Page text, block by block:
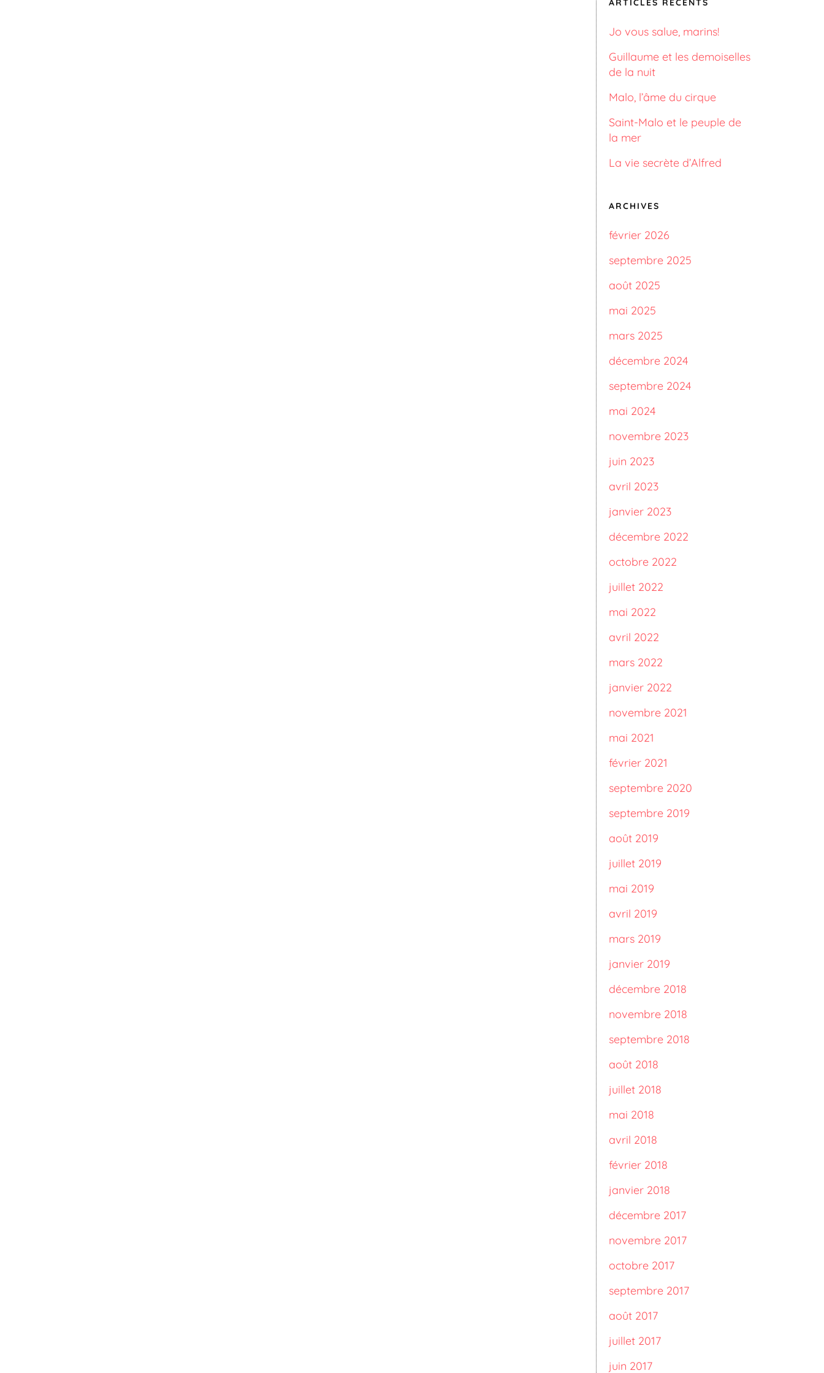
ARTICLES RÉCENTS
Jo vous salue, marins!
Guillaume et les demoiselles
de la nuit
Malo, l’âme du cirque
Saint-Malo et le peuple de
la mer
La vie secrète d’Alfred
ARCHIVES
février 2026
septembre 2025
août 2025
mai 2025
mars 2025
décembre 2024
septembre 2024
mai 2024
novembre 2023
juin 2023
avril 2023
janvier 2023
décembre 2022
octobre 2022
juillet 2022
mai 2022
avril 2022
mars 2022
janvier 2022
novembre 2021
mai 2021
février 2021
septembre 2020
septembre 2019
août 2019
juillet 2019
mai 2019
avril 2019
mars 2019
janvier 2019
décembre 2018
novembre 2018
septembre 2018
août 2018
juillet 2018
mai 2018
avril 2018
février 2018
janvier 2018
décembre 2017
novembre 2017
octobre 2017
septembre 2017
août 2017
juillet 2017
juin 2017